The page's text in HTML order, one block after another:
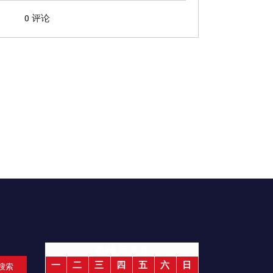
0 评论
索
一
二 三 四 五 六 日